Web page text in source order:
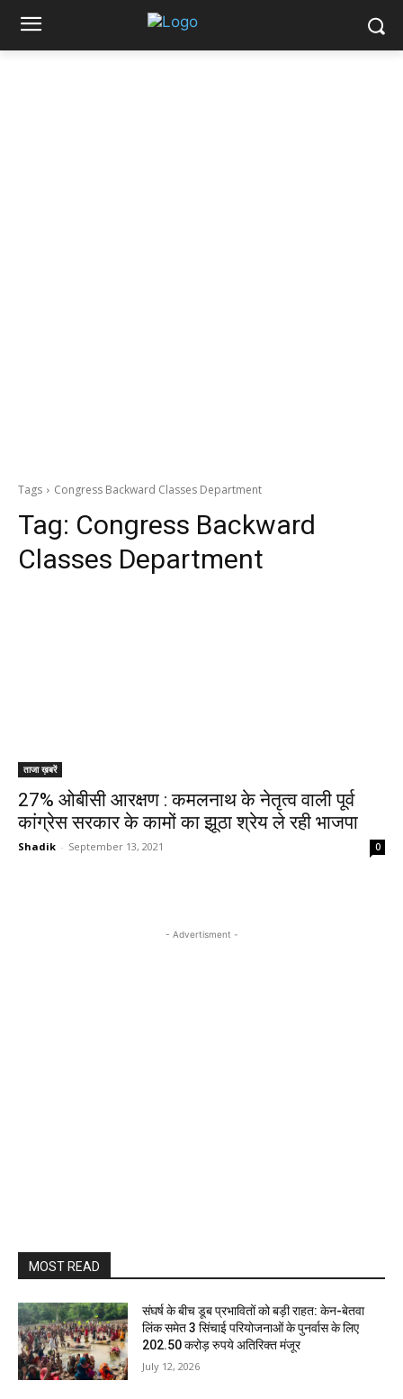
Tags Congress Backward Classes Department
Tag: Congress Backward
Classes Department
ताजा ख़बरें
27% ओबीसी आरक्षण : कमलनाथ के नेतृत्व वाली पूर्व
कांग्रेस सरकार के कामों का झूठा श्रेय ले रही भाजपा
Shadik - September 13, 2021 0
- Advertisment -
MOST READ
संघर्ष के बीच डूब प्रभावितों को बड़ी राहत: केन-बेतवा
लिंक समेत 3 सिंचाई परियोजनाओं के पुनर्वास के लिए
202.50 करोड़ रुपये अतिरिक्त मंजूर
July 12, 2026